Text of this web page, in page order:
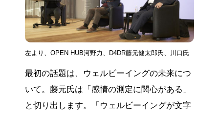
左より、OPEN HUB河野力、D4DR藤元健太郎氏、川口氏
最初の話題は、ウェルビーイングの未来につ
いて。藤元氏は「感情の測定に関心がある」
と切り出します。「ウェルビーイングが文字